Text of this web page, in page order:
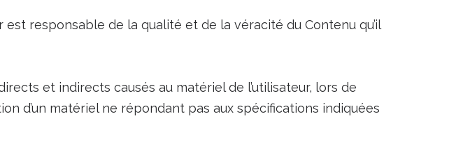
responsable de la qualité et de la véracité du Contenu qu’il
et indirects causés au matériel de l’utilisateur, lors de
d’un matériel ne répondant pas aux spécifications indiquées